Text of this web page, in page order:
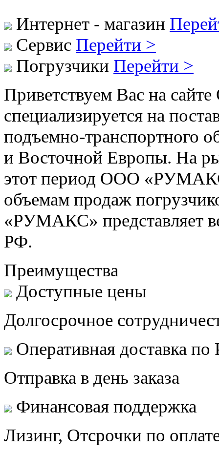
Интернет - магазин
Сервис Перейти >
Погрузчики Перейти >
Приветствуем Вас на
специализируется на
подъемно-транспортного
и Восточной Европы. На
этот период ООО
объемам продаж
«РУМАКС» представляет
РФ.
Преимущества
Доступные цены
Долгосрочное
Оперативная доставка
Отправка в день заказа
Финансовая поддержка
Лизинг, Отсрочки по